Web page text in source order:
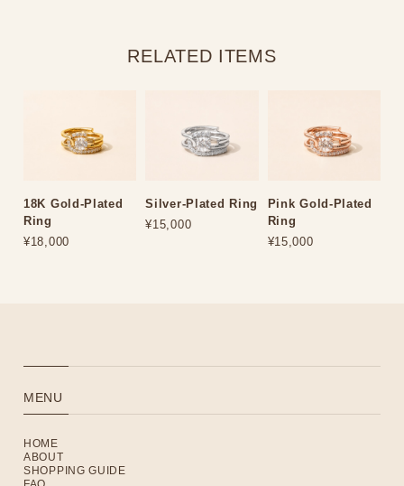
RELATED ITEMS
18K Gold-Plated
Ring
¥18,000
Silver-Plated Ring
¥15,000
Pink Gold-Plated
Ring
¥15,000
MENU
HOME
ABOUT
SHOPPING GUIDE